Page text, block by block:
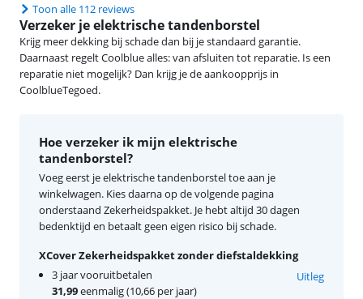
Toon alle 112 reviews
Verzeker je elektrische tandenborstel
Krijg meer dekking bij schade dan bij je standaard garantie.
Daarnaast regelt Coolblue alles: van afsluiten tot reparatie. Is een
reparatie niet mogelijk? Dan krijg je de aankoopprijs in
CoolblueTegoed.
Hoe verzeker ik mijn elektrische
tandenborstel?
Voeg eerst je elektrische tandenborstel toe aan je
winkelwagen. Kies daarna op de volgende pagina
onderstaand Zekerheidspakket. Je hebt altijd 30 dagen
bedenktijd en betaalt geen eigen risico bij schade.
XCover Zekerheidspakket zonder diefstaldekking
3 jaar vooruitbetalen
31,99eenmalig (10,66 per jaar)
Uitleg